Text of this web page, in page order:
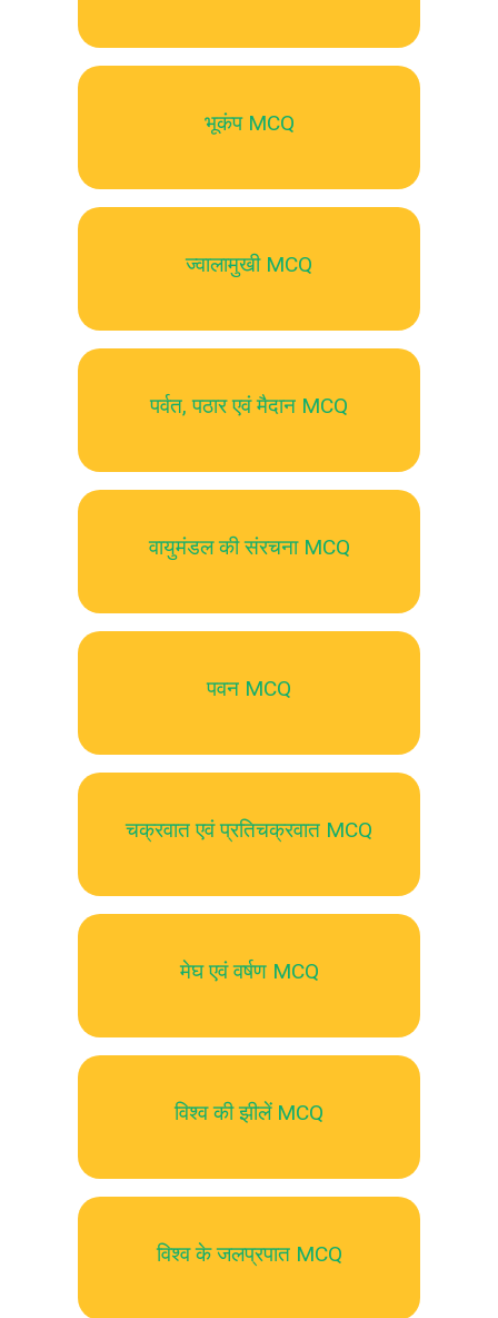
भूकंप MCQ
ज्वालामुखी MCQ
पर्वत, पठार एवं मैदान MCQ
वायुमंडल की संरचना MCQ
पवन MCQ
चक्रवात एवं प्रतिचक्रवात MCQ
मेघ एवं वर्षण MCQ
विश्व की झीलें MCQ
विश्व के जलप्रपात MCQ